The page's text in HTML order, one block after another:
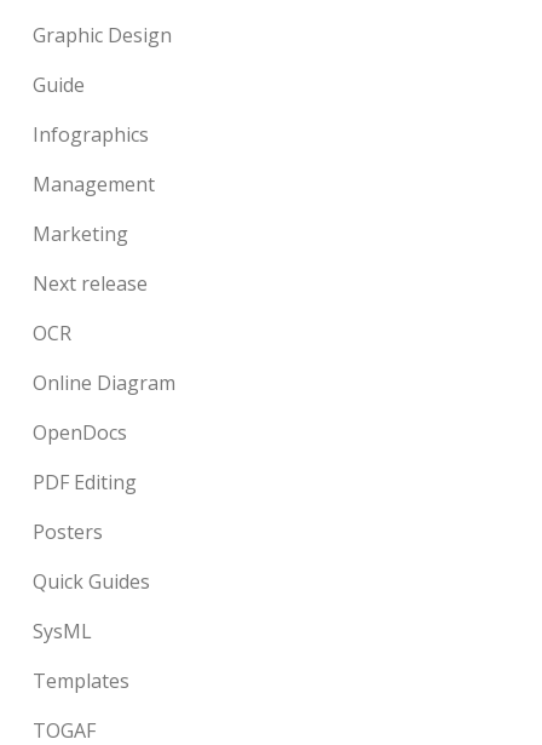
Graphic Design
Guide
Infographics
Management
Marketing
Next release
OCR
Online Diagram
OpenDocs
PDF Editing
Posters
Quick Guides
SysML
Templates
TOGAF